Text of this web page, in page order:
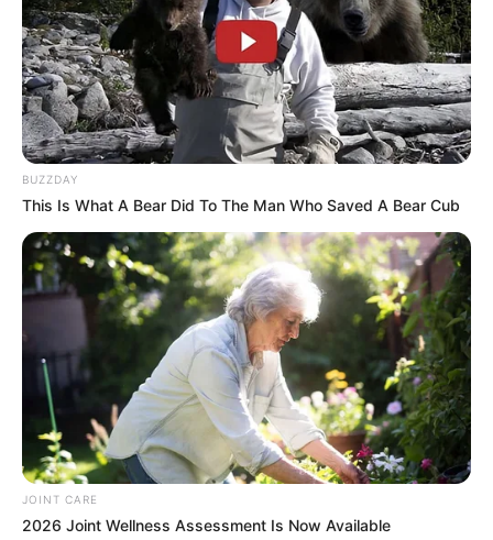
BUZZDAY
This Is What A Bear Did To The Man Who Saved A Bear Cub
JOINT CARE
2026 Joint Wellness Assessment Is Now Available